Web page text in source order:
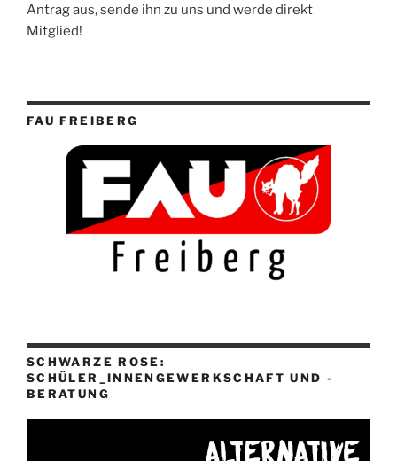
Antrag aus, sende ihn zu uns und werde direkt
Mitglied!
FAU FREIBERG
SCHWARZE ROSE:
SCHÜLER_INNENGEWERKSCHAFT UND -
BERATUNG